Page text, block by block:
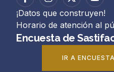
¡Datos que construyen!
Horario de atención al
Encuesta de
IR A